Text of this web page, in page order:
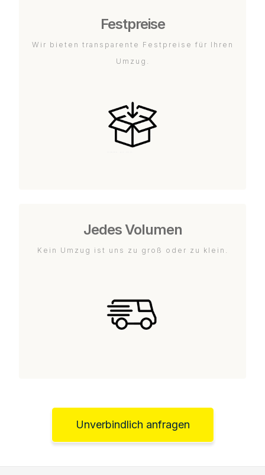
Festpreise
Wir bieten transparente Festpreise für Ihren
Umzug.
Jedes Volumen
Kein Umzug ist uns zu groß oder zu klein.
Unverbindlich anfragen